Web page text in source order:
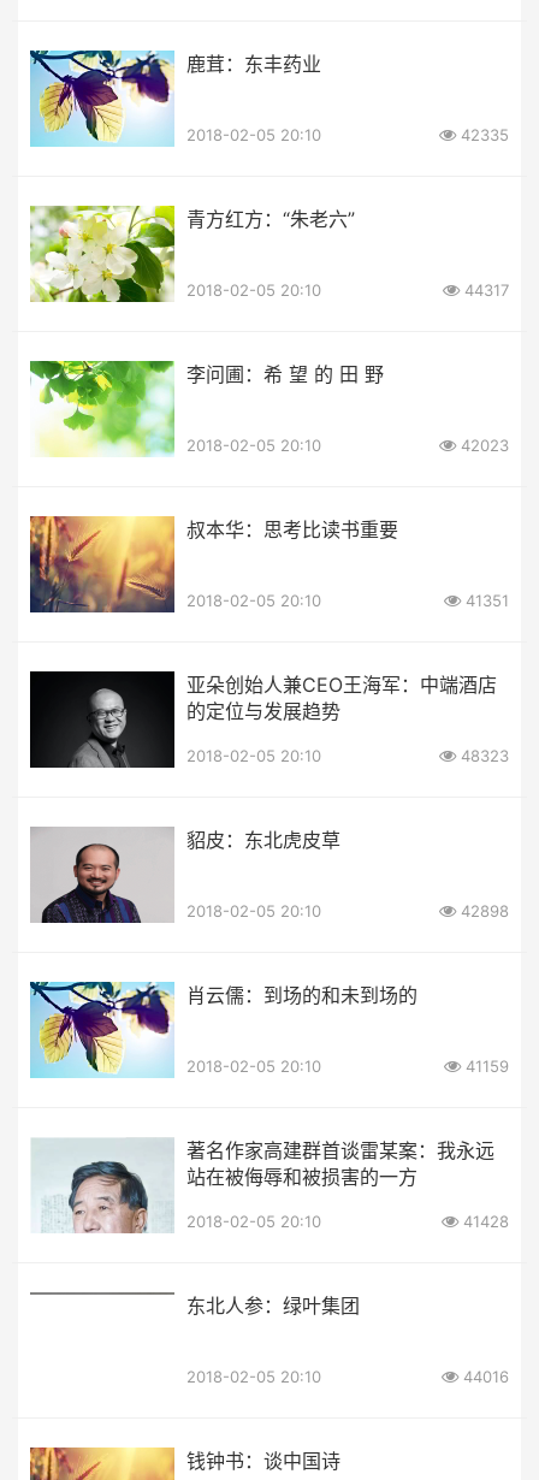
鹿茸：东丰药业
2018-02-05 20:10 42335
青方红方：“朱老六”
2018-02-05 20:10 44317
李问圃：希 望 的 田 野
2018-02-05 20:10 42023
叔本华：思考比读书重要
2018-02-05 20:10 41351
亚朵创始人兼CEO王海军：中端酒店
的定位与发展趋势
2018-02-05 20:10 48323
貂皮：东北虎皮草
2018-02-05 20:10 42898
肖云儒：到场的和未到场的
2018-02-05 20:10 41159
著名作家高建群首谈雷某案：我永远
站在被侮辱和被损害的一方
2018-02-05 20:10 41428
东北人参：绿叶集团
2018-02-05 20:10 44016
钱钟书：谈中国诗